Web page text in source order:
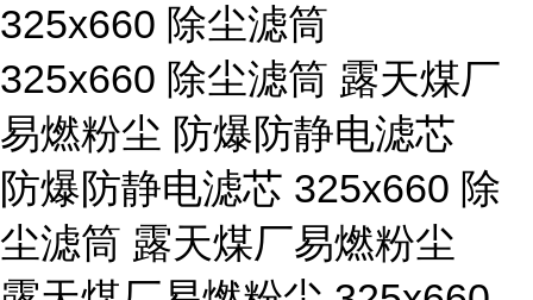
325x660 除尘滤筒
325x660 除尘滤筒 露天煤厂
易燃粉尘 防爆防静电滤芯
防爆防静电滤芯 325x660 除
尘滤筒 露天煤厂易燃粉尘